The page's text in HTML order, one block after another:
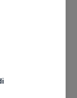
panas
besar
cuaca
dari
mengenai
dunia